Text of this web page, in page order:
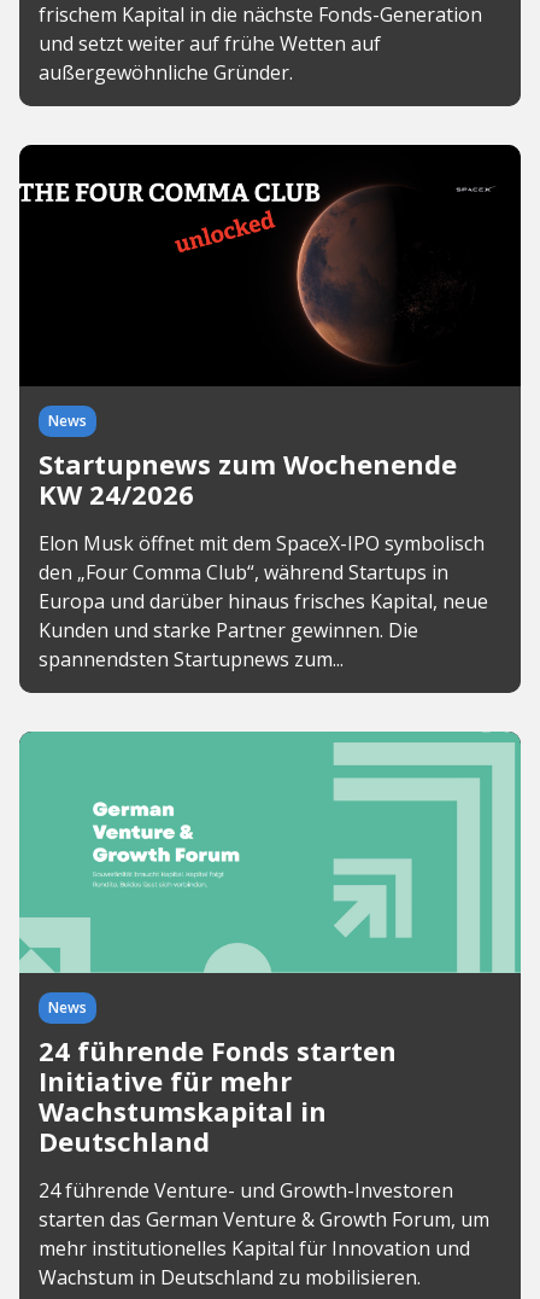
frischem Kapital in die nächste Fonds-Generation
und setzt weiter auf frühe Wetten auf
außergewöhnliche Gründer.
News
Startupnews zum Wochenende
KW 24/2026
Elon Musk öffnet mit dem SpaceX-IPO symbolisch
den „Four Comma Club“, während Startups in
Europa und darüber hinaus frisches Kapital, neue
Kunden und starke Partner gewinnen. Die
spannendsten Startupnews zum...
News
24 führende Fonds starten
Initiative für mehr
Wachstumskapital in
Deutschland
24 führende Venture- und Growth-Investoren
starten das German Venture & Growth Forum, um
mehr institutionelles Kapital für Innovation und
Wachstum in Deutschland zu mobilisieren.